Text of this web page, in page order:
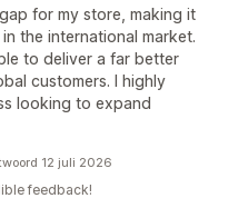
for my store, making it
the international market.
to deliver a far better
customers. I highly
looking to expand
12 juli 2026
feedback!